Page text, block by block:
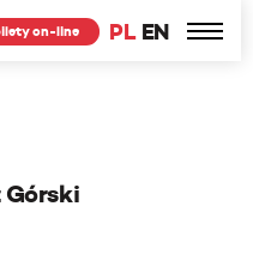
PL EN
on-line
Górski